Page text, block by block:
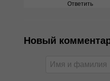
Ответить
Новый